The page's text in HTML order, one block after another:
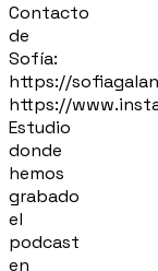
Contacto
de
Sofía:
https://
https://
Estudio
donde
hemos
grabado
el
podcast
en